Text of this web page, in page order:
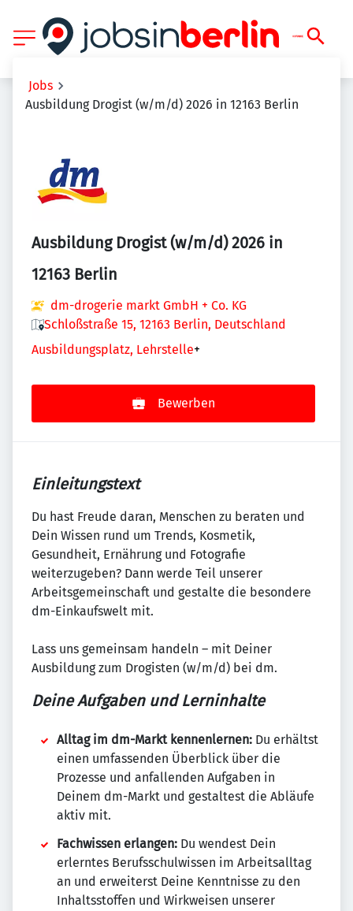
Jobs
Ausbildung Drogist (w/m/d) 2026 in 12163 Berlin
Ausbildung Drogist (w/m/d) 2026 in
12163 Berlin
dm-drogerie markt GmbH + Co. KG
Schloßstraße 15, 12163 Berlin, Deutschland
Ausbildungsplatz, Lehrstelle+
Bewerben
Einleitungstext
Du hast Freude daran, Menschen zu beraten und
Dein Wissen rund um Trends, Kosmetik,
Gesundheit, Ernährung und Fotografie
weiterzugeben? Dann werde Teil unserer
Arbeitsgemeinschaft und gestalte die besondere
dm-Einkaufswelt mit.
Lass uns gemeinsam handeln – mit Deiner
Ausbildung zum Drogisten (w/m/d) bei dm.
Deine Aufgaben und Lerninhalte
Alltag im dm-Markt kennenlernen: Du erhältst
einen umfassenden Überblick über die
Prozesse und anfallenden Aufgaben in
Deinem dm-Markt und gestaltest die Abläufe
aktiv mit.
Fachwissen erlangen: Du wendest Dein
erlerntes Berufsschulwissen im Arbeitsalltag
an und erweiterst Deine Kenntnisse zu den
Inhaltsstoffen und Wirkweisen unserer